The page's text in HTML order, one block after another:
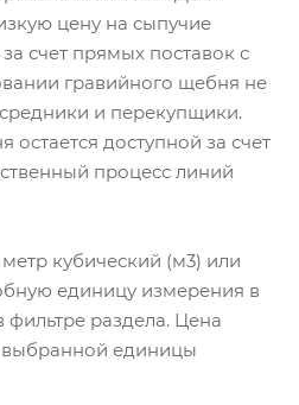
цену на сыпучие
счет прямых поставок с
гравийного щебня не
и перекупщики.
доступной за счет
процесс линий
кубический (м3) или
единицу измерения в
фильтре раздела. Цена
выбранной единицы